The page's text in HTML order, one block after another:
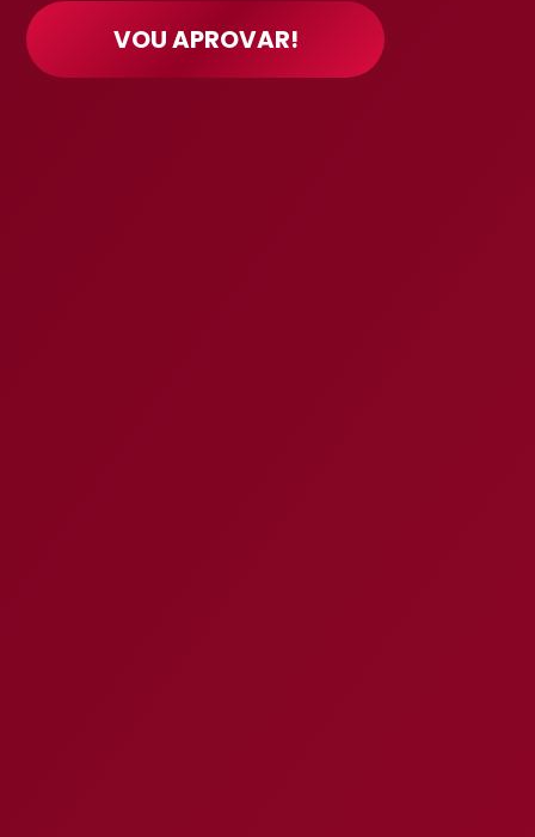
VOU APROVAR!